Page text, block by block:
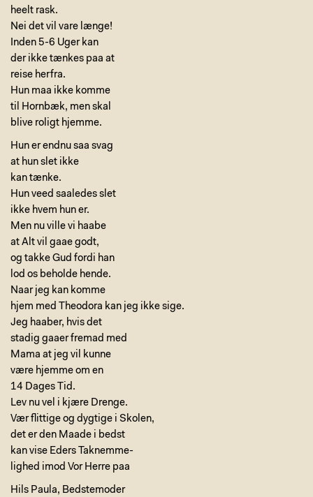
heelt rask.
Nei det vil vare længe!
Inden 5-6 Uger kan
der ikke tænkes paa at
reise herfra.
Hun maa ikke komme
til Hornbæk, men skal
blive roligt hjemme.
Hun er endnu saa svag
at hun slet ikke
kan tænke.
Hun veed saaledes slet
ikke hvem hun er.
Men nu ville vi haabe
at Alt vil gaae godt,
og takke Gud fordi han
lod os beholde hende.
Naar jeg kan komme
hjem med Theodora kan jeg ikke sige.
Jeg haaber, hvis det
stadig gaaer fremad med
Mama at jeg vil kunne
være hjemme om en
14 Dages Tid.
Lev nu vel i kjære Drenge.
Vær flittige og dygtige i Skolen,
det er den Maade i bedst
kan vise Eders Taknemme-
lighed imod Vor Herre paa
Hils Paula, Bedstemoder